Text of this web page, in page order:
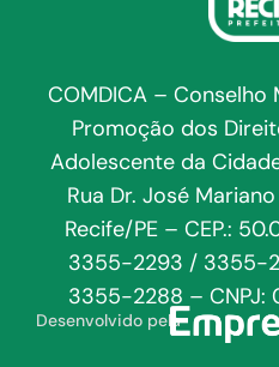
COMDICA – Conselho
Promoção dos
Adolescente da
Rua Dr. José
Recife/PE – CEP.:
3355-2293 / 3355-
3355-2288 – CNPJ:
Desenvolvido pela